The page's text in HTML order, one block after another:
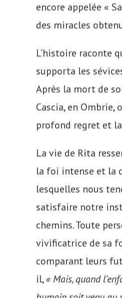
encore appelée «
des miracles
L’histoire raconte
supporta les
Après la mort de
Cascia, en
profond regret et
La vie de Rita
la foi intense et la
lesquelles nous
satisfaire notre
chemins. Toute
vivificatrice de sa
comparant leurs
il,« Mais, quand